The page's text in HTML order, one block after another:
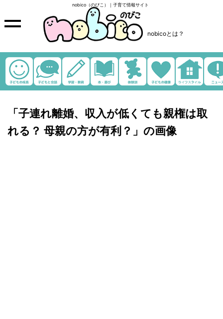
nobico（のびこ）｜子育て情報サイト
nobicoとは？
「子連れ離婚、収入が低くても親権は取
れる？ 母親の方が有利？」の画像